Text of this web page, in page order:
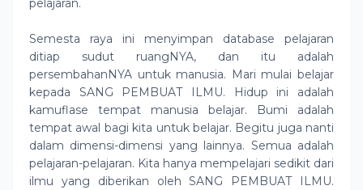
pelajaran.
Semesta raya ini menyimpan database pelajaran
ditiap sudut ruangNYA, dan itu adalah
persembahanNYA untuk manusia. Mari mulai belajar
kepada SANG PEMBUAT ILMU. Hidup ini adalah
kamuflase tempat manusia belajar. Bumi adalah
tempat awal bagi kita untuk belajar. Begitu juga nanti
dalam dimensi-dimensi yang lainnya. Semua adalah
pelajaran-pelajaran. Kita hanya mempelajari sedikit dari
ilmu yang diberikan oleh SANG PEMBUAT ILMU.